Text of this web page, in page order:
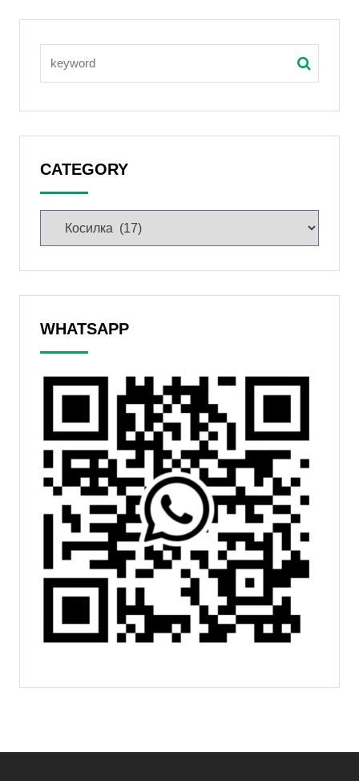
CATEGORY
WHATSAPP